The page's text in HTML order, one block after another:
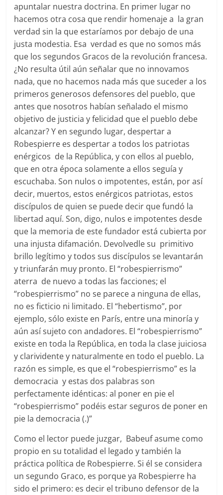
apuntalar nuestra doctrina. En primer lugar no
hacemos otra cosa que rendir homenaje a la gran
verdad sin la que estaríamos por debajo de una
justa modestia. Esa verdad es que no somos más
que los segundos Gracos de la revolución francesa.
¿No resulta útil aún señalar que no innovamos
nada, que no hacemos nada más que suceder a los
primeros generosos defensores del pueblo, que
antes que nosotros habían señalado el mismo
objetivo de justicia y felicidad que el pueblo debe
alcanzar? Y en segundo lugar, despertar a
Robespierre es despertar a todos los patriotas
enérgicos de la República, y con ellos al pueblo,
que en otra época solamente a ellos seguía y
escuchaba. Son nulos o impotentes, están, por así
decir, muertos, estos enérgicos patriotas, estos
discípulos de quien se puede decir que fundó la
libertad aquí. Son, digo, nulos e impotentes desde
que la memoria de este fundador está cubierta por
una injusta difamación. Devolvedle su primitivo
brillo legítimo y todos sus discípulos se levantarán
y triunfarán muy pronto. El “robespierrismo”
aterra de nuevo a todas las facciones; el
“robespierrismo” no se parece a ninguna de ellas,
no es ficticio ni limitado. El “hebertismo”, por
ejemplo, sólo existe en París, entre una minoría y
aún así sujeto con andadores. El “robespierrismo”
existe en toda la República, en toda la clase juiciosa
y clarividente y naturalmente en todo el pueblo. La
razón es simple, es que el “robespierrismo” es la
democracia y estas dos palabras son
perfectamente idénticas: al poner en pie el
“robespierrismo” podéis estar seguros de poner en
pie la democracia (.)”
Como el lector puede juzgar, Babeuf asume como
propio en su totalidad el legado y también la
práctica política de Robespierre. Si él se considera
un segundo Graco, es porque ya Robespierre ha
sido el primero: es decir el tribuno defensor de la